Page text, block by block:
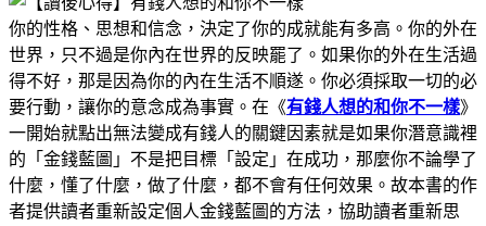
你的性格、思想和信念，決定了你的成就能有多高。你的外在
世界，只不過是你內在世界的反映罷了。如果你的外在生活過
得不好，那是因為你的內在生活不順遂。你必須採取一切的必
要行動，讓你的意念成為事實。在《有錢人想的和你不一樣》
一開始就點出無法變成有錢人的關鍵因素就是如果你潛意識裡
的「金錢藍圖」不是把目標「設定」在成功，那麼你不論學了
什麼，懂了什麼，做了什麼，都不會有任何效果。故本書的作
者提供讀者重新設定個人金錢藍圖的方法，協助讀者重新思